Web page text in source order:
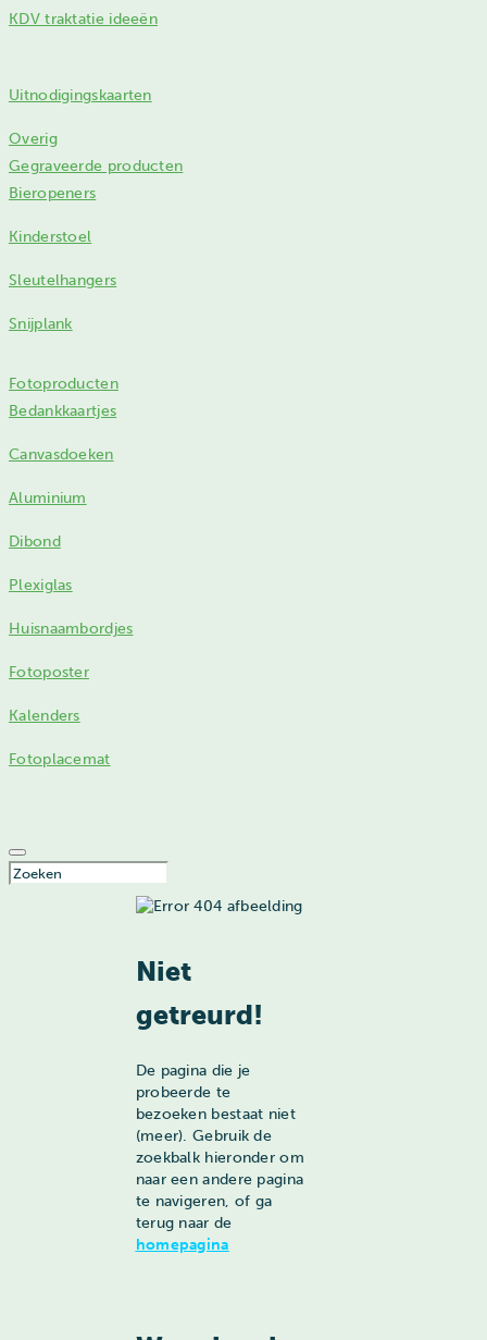
KDV traktatie ideeën
Uitnodigingskaarten
Overig
Gegraveerde producten
Bieropeners
Kinderstoel
Sleutelhangers
Snijplank
Fotoproducten
Bedankkaartjes
Canvasdoeken
Aluminium
Dibond
Plexiglas
Huisnaambordjes
Fotoposter
Kalenders
Fotoplacemat
Niet
getreurd!
De pagina die je
probeerde te
bezoeken bestaat niet
(meer). Gebruik de
zoekbalk hieronder om
naar een andere pagina
te navigeren, of ga
terug naar de
homepagina